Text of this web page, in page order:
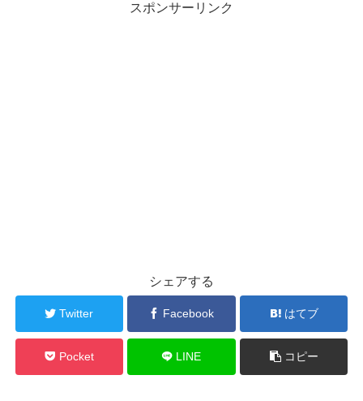
スポンサーリンク
シェアする
Twitter Facebook はてブ
Pocket LINE コピー